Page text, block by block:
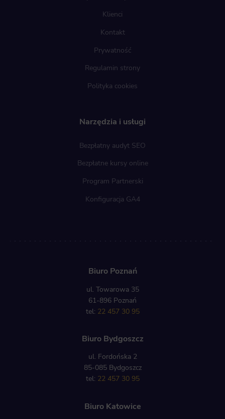
Klienci
Kontakt
Prywatność
Regulamin strony
Polityka cookies
Narzędzia i usługi
Bezpłatny audyt SEO
Bezpłatne kursy online
Program Partnerski
Konfiguracja GA4
Biuro Poznań
ul. Towarowa 35
61-896 Poznań
tel: 22 457 30 95
Biuro Bydgoszcz
ul. Fordońska 2
85-085 Bydgoszcz
tel: 22 457 30 95
Biuro Katowice